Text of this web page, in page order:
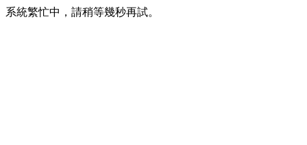
系統繁忙中，請稍等幾秒再試。